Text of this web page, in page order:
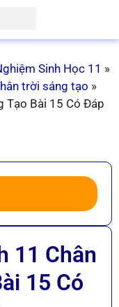
Sinh Học 11 »
trời sáng tạo »
Tạo Bài 15 Có Đáp
11 Chân
15 Có